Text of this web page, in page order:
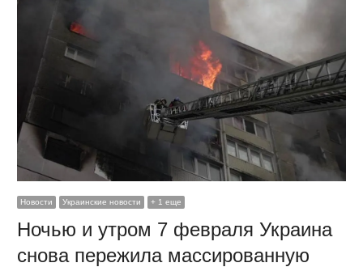
Новости Украинские новости + 1 еще
Ночью и утром 7 февраля Украина
снова пережила массированную